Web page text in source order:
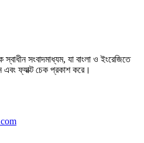
স্বাধীন সংবাদমাধ্যম, যা বাংলা ও ইংরেজিতে
এবং ফ্যাক্ট চেক প্রকাশ করে।